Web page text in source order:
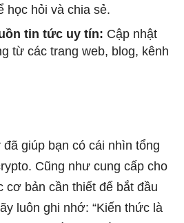
học hỏi và chia sẻ.
tin tức uy tín: Cập nhật
từ các trang web, blog, kênh
giúp bạn có cái nhìn tổng
Cũng như cung cấp cho
cơ bản cần thiết để bắt đầu
luôn ghi nhớ: “Kiến thức là